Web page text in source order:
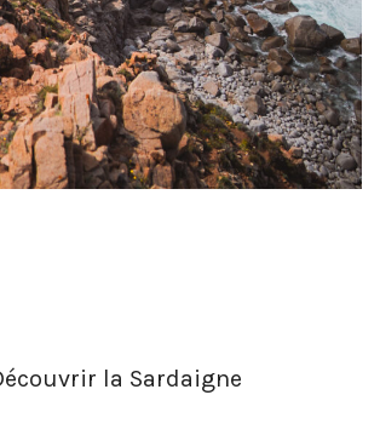
la Sardaigne